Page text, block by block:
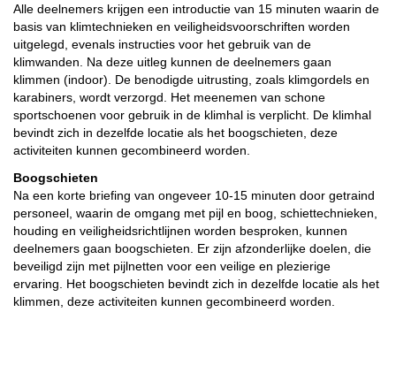
Alle deelnemers krijgen een introductie van 15 minuten waarin de
basis van klimtechnieken en veiligheidsvoorschriften worden
uitgelegd, evenals instructies voor het gebruik van de
klimwanden. Na deze uitleg kunnen de deelnemers gaan
klimmen (indoor). De benodigde uitrusting, zoals klimgordels en
karabiners, wordt verzorgd. Het meenemen van schone
sportschoenen voor gebruik in de klimhal is verplicht. De klimhal
bevindt zich in dezelfde locatie als het boogschieten, deze
activiteiten kunnen gecombineerd worden.
Boogschieten
Na een korte briefing van ongeveer 10-15 minuten door getraind
personeel, waarin de omgang met pijl en boog, schiettechnieken,
houding en veiligheidsrichtlijnen worden besproken, kunnen
deelnemers gaan boogschieten. Er zijn afzonderlijke doelen, die
beveiligd zijn met pijlnetten voor een veilige en plezierige
ervaring. Het boogschieten bevindt zich in dezelfde locatie als het
klimmen, deze activiteiten kunnen gecombineerd worden.